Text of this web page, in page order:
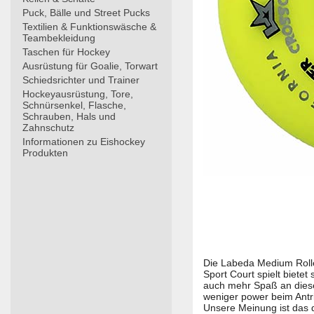
Puck, Bälle und Street Pucks
Textilien & Funktionswäsche &
Teambekleidung
Taschen für Hockey
Ausrüstung für Goalie, Torwart
Schiedsrichter und Trainer
Hockeyausrüstung, Tore,
Schnürsenkel, Flasche,
Schrauben, Hals und
Zahnschutz
Informationen zu Eishockey
Produkten
Die Labeda Medium
Sport Court spielt bietet
auch mehr Spaß an
weniger power beim
Unsere Meinung ist das